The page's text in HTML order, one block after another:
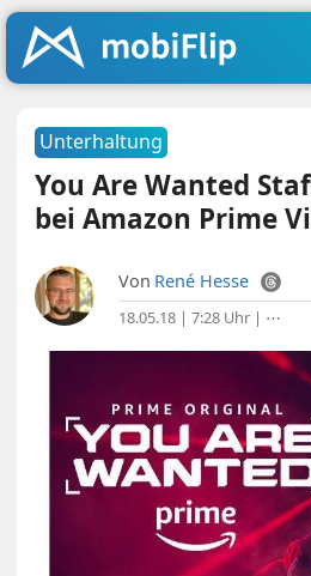
Unterhaltung
You Are Wanted
bei Amazon Prime
Von René Hesse
18.05.18 | 7:28 Uhr | ⋯